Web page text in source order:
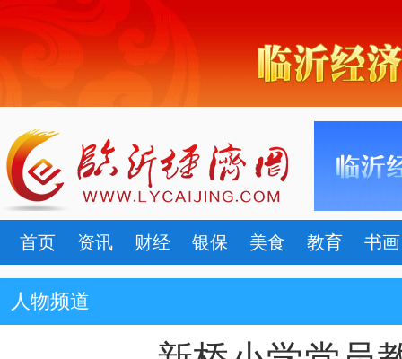
首页 资讯 财经 银保 美食 教育 书画
人物频道